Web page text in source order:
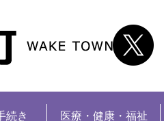
続き 医療・健康・福祉